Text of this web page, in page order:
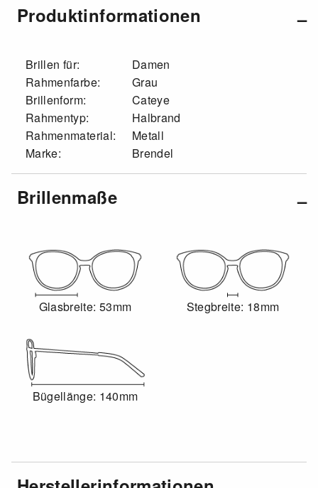
Produktinformationen
Brillen für:
Damen
Rahmenfarbe:
Grau
Brillenform:
Cateye
Rahmentyp:
Halbrand
Rahmenmaterial:
Metall
Marke:
Brendel
Brillenmaße
Glasbreite: 53mm Stegbreite: 18mm
Bügellänge: 140mm